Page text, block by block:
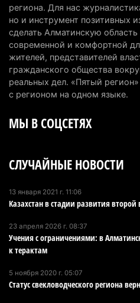
считают себя бедными
6 августа 2026 г. 09:52
Пожар в Аксайском
полностью ликвидирован
6 августа 2026 г. 08:51
в Алматинской области
Казахстан стал лидером
5 августа 2026 г. 13:55
топлива для самолетов:
запустят в Алатау
Туриста с тяжелыми
региона. Для нас
но и инструмент позитивных
сделать Алматинскую
современной и комфортной
жителей, представителей
гражданского общества
реальных дел. «Пятый
с регионом на одном языке.
МЫ В СОЦСЕТЯХ
СЛУЧАЙНЫЕ НОВОСТИ
13 января 2021 г. 11:06
Казахстан в стадии развития
23 апреля 2026 г. 08:37
Учения с ограничениями: в
к терактам
5 ноября 2020 г. 05:07
Статус свекловодческого региона